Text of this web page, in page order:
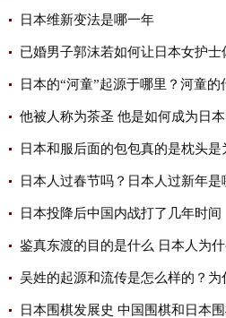
全分步骤教程
日本维新变法是哪一年
已婚男子郭沫若如何让日本女护
地？
日本的“河童”起源于哪里？河童的
他被人称为茶圣 他是如何成为日
日本和服后面的包包真的是枕头是
日本人过春节吗？日本人过新年是
日本投降后中国内战打了几年时间
鉴真东渡的目的是什么 日本人为
吴姓的起源和流传是怎么样的？为
士？
日本围棋发展史 中国围棋和日本